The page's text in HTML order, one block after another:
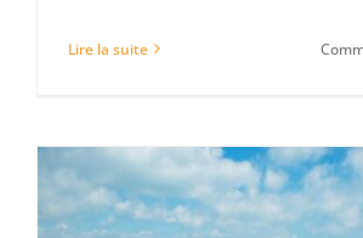
Lire la suite